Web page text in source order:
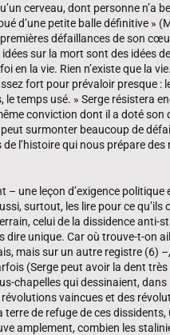
cerveau, dont personne n’a
d’une petite balle définitive »
défaillances de son
sur la mort sont des idées
en la vie. Rien n’existe que la
fort pour prévaloir presque :
temps usé. » Serge résistera
conviction dont il a doté son
surmonter beaucoup de
l’histoire qui nous prépare des
– une leçon d’exigence politique
surtout, les lire pour ce qu’ils
celui de la dissidence anti-
dire unique. Car où trouve-t-on
mais sur un autre registre (6)
(Serge peut avoir la dent très
chapelles qui dessinaient,
vaincues et des
de refuge de ces
amplement, combien les